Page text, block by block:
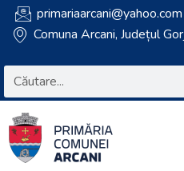
primariaarcani@yahoo.com
Comuna Arcani, Județul